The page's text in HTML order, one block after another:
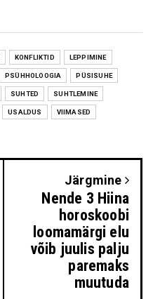
KONFLIKTID LEPPIMINE
PSÜHHOLOOGIA PÜSISUHE
SUHTED SUHTLEMINE
USALDUS VIIMASED
Järgmine
Nende 3 Hiina
horoskoobi
loomamärgi elu
võib juulis palju
paremaks
muutuda